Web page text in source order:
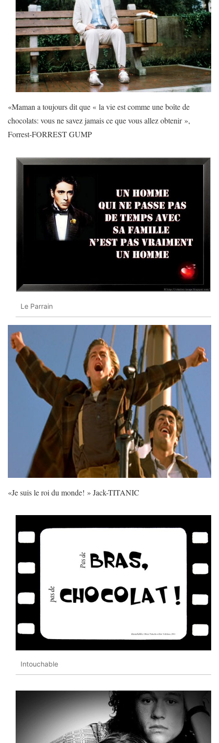
«Maman a toujours dit que « la vie est comme une boîte de
chocolats: vous ne savez jamais ce que vous allez obtenir »,
Forrest-FORREST GUMP
Le Parrain
«Je suis le roi du monde! » Jack-TITANIC
Intouchable